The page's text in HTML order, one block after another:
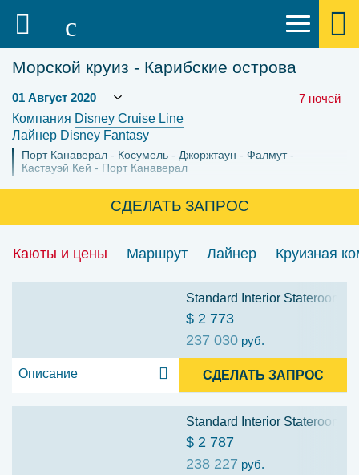
Морской круиз - Карибские острова
7 ночей
Компания Disney Cruise Line
Лайнер Disney Fantasy
Порт Канаверал Косумель Джоржтаун
Фалмут
Кастауэй Кей
Порт Канаверал
СДЕЛАТЬ ЗАПРОС
Каюты и цены Маршрут Лайнер Круизная
Standard Interior Stateroom:
$ 2 773
237 030 руб.
Описание СДЕЛАТЬ ЗАПРОС
Standard Interior Stateroom:
$ 2 787
238 227 руб.